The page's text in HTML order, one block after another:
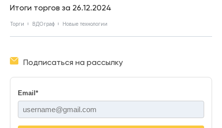
Итоги торгов за 26.12.2024
Торги ВДОграф Новые технологии
Подписаться на рассылку
Email *